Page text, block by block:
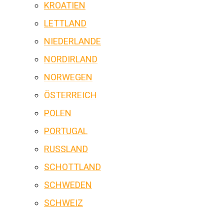
KROATIEN
LETTLAND
NIEDERLANDE
NORDIRLAND
NORWEGEN
ÖSTERREICH
POLEN
PORTUGAL
RUSSLAND
SCHOTTLAND
SCHWEDEN
SCHWEIZ